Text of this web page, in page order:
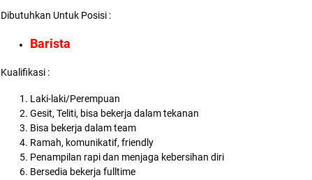
Dibutuhkan Untuk Posisi :
Barista
Kualifikasi :
Laki-laki/Perempuan
Gesit, Teliti, bisa bekerja dalam tekanan
Bisa bekerja dalam team
Ramah, komunikatif, friendly
Penampilan rapi dan menjaga kebersihan diri
Bersedia bekerja fulltime